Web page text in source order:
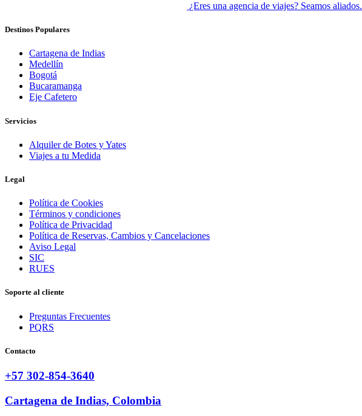
¿Eres una agencia de viajes? Seamos aliados.
Destinos Populares
Cartagena de Indias
Medellín
Bogotá
Bucaramanga
Eje Cafetero
Servicios
Alquiler de Botes y Yates
Viajes a tu Medida
Legal
Política de Cookies
Términos y condiciones
Política de Privacidad
Política de Reservas, Cambios y Cancelaciones
Aviso Legal
SIC
RUES
Soporte al cliente
Preguntas Frecuentes
PQRS
Contacto
+57 302-854-3640
Cartagena de Indias, Colombia